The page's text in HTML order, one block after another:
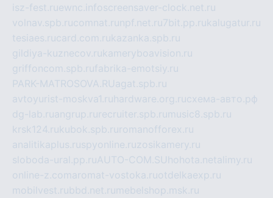
isz-fest.ruewnc.infoscreensaver-clock.net.ru
volnav.spb.rucomnat.ru npf.net.ru 7bit.pp.rukalugatur.ru
tesiaes.rucard.com.rukazanka.spb.ru
gildiya-kuznecov.rukameryboavision.ru
griffoncom.spb.rufabrika-emotsiy.ru
PARK-MATROSOVA.RUagat.spb.ru
avtoyurist-moskva1.ru hardware.org.ruсхема-авто.рф
dg-lab.ruangrup.ru recruiter.spb.ru music8.spb.ru
krsk124.rukubok.spb.ru romanofforex.ru
analitikaplus.ruspyonline.ruzosikamery.ru
sloboda-ural.pp.ruAUTO-COM.SU hohota.net alimy.ru
online-z.comaromat-vostoka.ruotdelkaexp.ru
mobilvest.rubbd.net.ru mebelshop.msk.ru